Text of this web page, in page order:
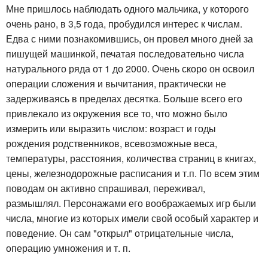
Мне пришлось наблюдать одного мальчика, у которого
очень рано, в 3,5 года, пробудился интерес к числам.
Едва с ними познакомившись, он провел много дней за
пишущей машинкой, печатая последовательно числа
натурального ряда от 1 до 2000. Очень скоро он освоил
операции сложения и вычитания, практически не
задерживаясь в пределах десятка. Больше всего его
привлекало из окружения все то, что можно было
измерить или выразить числом: возраст и годы
рождения родственников, всевозможные веса,
температуры, расстояния, количества страниц в книгах,
цены, железнодорожные расписания и т.п. По всем этим
поводам он активно спрашивал, переживал,
размышлял. Персонажами его воображаемых игр были
числа, многие из которых имели свой особый характер и
поведение. Он сам "открыл" отрицательные числа,
операцию умножения и т. п.